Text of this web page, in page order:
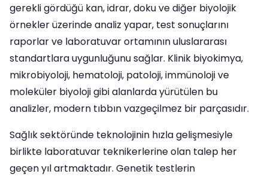
gerekli gördüğü kan, idrar, doku ve diğer biyolojik
örnekler üzerinde analiz yapar, test sonuçlarını
raporlar ve laboratuvar ortamının uluslararası
standartlara uygunluğunu sağlar. Klinik biyokimya,
mikrobiyoloji, hematoloji, patoloji, immünoloji ve
moleküler biyoloji gibi alanlarda yürütülen bu
analizler, modern tıbbın vazgeçilmez bir parçasıdır.
Sağlık sektöründe teknolojinin hızla gelişmesiyle
birlikte laboratuvar teknikerlerine olan talep her
geçen yıl artmaktadır. Genetik testlerin